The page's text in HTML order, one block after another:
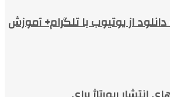
ربات دانلود از یوتیوب با تلگرام+ آموزش